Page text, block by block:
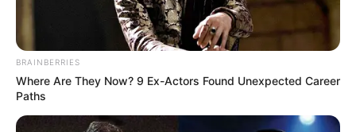
BRAINBERRIES
Where Are They Now? 9 Ex-Actors Found Unexpected Career
Paths